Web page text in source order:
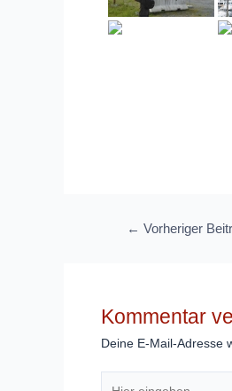
Beitragsnavigation
← Vorheriger
Kommentar
Deine E-Mail-Adresse